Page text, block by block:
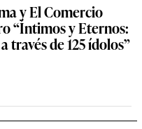
y El Comercio
“Íntimos y Eternos:
través de 125 ídolos”